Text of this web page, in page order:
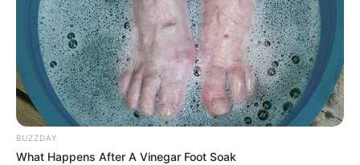
A korábbi sajtóbeszámolók szerint Juhos Gábor
azt állítja, Lázár köre pénzügyi nyomással próbálja
kiszorítani őt a lakásából. Lázár János korábban
alantas támadásnak nevezte Ferencz Orsolya
videóját, és tagadta, hogy bárki meg akarná
szerezni Juhos lakását.
BUZZDAY
What Happens After A Vinegar Foot Soak